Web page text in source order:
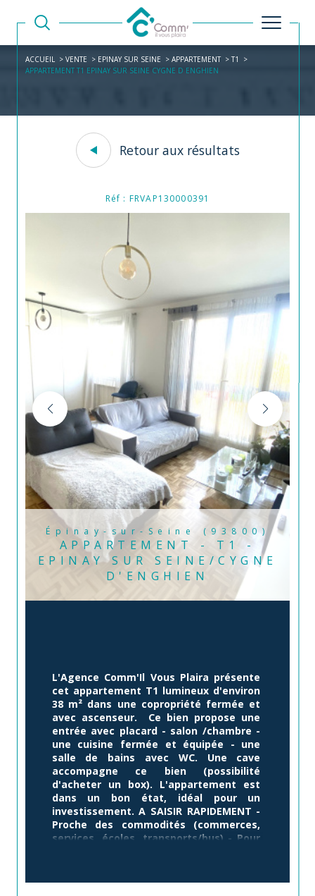
ACCUEIL VENTE EPINAY SUR SEINE APPARTEMENT
T1
APPARTEMENT T1 EPINAY SUR SEINE CYGNE D ENGHIEN
Retour aux résultats
Réf : FRVAP130000391
Épinay-sur-Seine (93800)
APPARTEMENT - T1 -
EPINAY SUR SEINE/CYGNE
D'ENGHIEN
L'Agence Comm'Il Vous Plaira présente
cet appartement T1 lumineux d'environ
38 m² dans une copropriété fermée et
avec ascenseur.  Ce bien propose une
entrée avec placard - salon /chambre -
une cuisine fermée et équipée - une
salle de bains avec WC. Une cave
accompagne ce bien (possibilité
d'acheter un box). L'appartement est
dans un bon état, idéal pour un
investissement. A SAISIR RAPIDEMENT -
Proche des commodités (commerces,
services, écoles, transports/bus) - Pour